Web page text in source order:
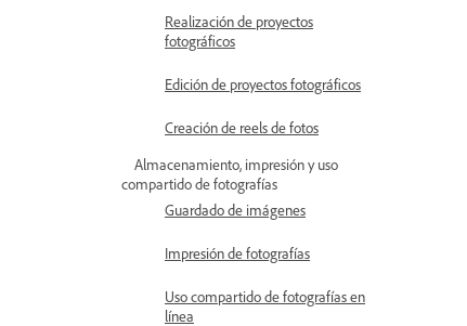
Realización de proyectos
fotográficos
Edición de proyectos fotográficos
Creación de reels de fotos
Almacenamiento, impresión y uso
compartido de fotografías
Guardado de imágenes
Impresión de fotografías
Uso compartido de fotografías en
línea